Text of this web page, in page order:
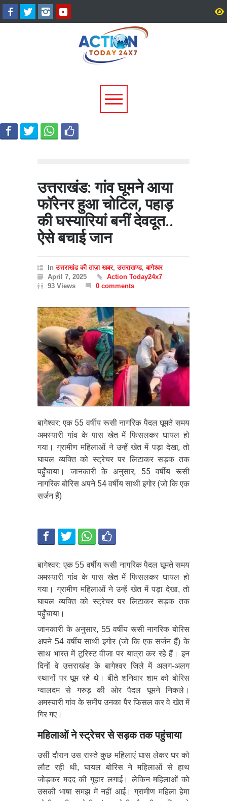
उत्तराखंड में बारिश का कहर:
यमुनोत्री और बदरीनाथ हाईवे पर
भूस्खलन, कई मार्ग बंद; श्रद्धालु और
उत्तराखंड: गांव घूमने आया
फॉरेनर हुआ चोटिल, पहाड़
की घस्यारियां बनीं देवदूत..
ऐसे बचाई जान
Inउत्तराखंड की ताज़ा खबर,उत्तराखण्ड,बागेश्वर
April 7, 2025
Action Today24x7
93 Views
0 comments
बागेश्वर: एक 55 वर्षीय रूसी नागरिक पैदल घूमते समय
अमस्यारी गांव के पास खेत में फिसलकर घायल हो
गया। ग्रामीण महिलाओं ने उन्हें खेत में पड़ा देखा, तो
घायल व्यक्ति को स्ट्रेचर पर लिटाकर सड़क तक
पहुँचाया। जानकारी के अनुसार, 55 वर्षीय रूसी
नागरिक बोरिस अपने 54 वर्षीय साथी इगोर (जो कि एक
सर्जन हैं)
बागेश्वर: एक 55 वर्षीय रूसी नागरिक पैदल घूमते समय
अमस्यारी गांव के पास खेत में फिसलकर घायल हो
गया। ग्रामीण महिलाओं ने उन्हें खेत में पड़ा देखा, तो
घायल व्यक्ति को स्ट्रेचर पर लिटाकर सड़क तक
पहुँचाया।
जानकारी के अनुसार, 55 वर्षीय रूसी नागरिक बोरिस
अपने 54 वर्षीय साथी इगोर (जो कि एक सर्जन हैं) के
साथ भारत में टूरिस्ट वीजा पर यात्रा कर रहे हैं। इन
दिनों वे उत्तराखंड के बागेश्वर जिले में अलग-अलग
स्थानों पर घूम रहे थे। बीते शनिवार शाम को बोरिस
ग्वालदम से गरुड़ की ओर पैदल घूमने निकले।
अमस्यारी गांव के समीप उनका पैर फिसल कर वे खेत में
गिर गए।
महिलाओं ने स्ट्रेचर से सड़क तक पहुंचाया
उसी दौरान उस रास्ते कुछ महिलाएं घास लेकर घर को
लौट रही थी, घायल बोरिस ने महिलाओं से हाथ
जोड़कर मदद की गुहार लगाई। लेकिन महिलाओं को
उसकी भाषा समझ में नहीं आई। ग्रामीण महिला हेमा